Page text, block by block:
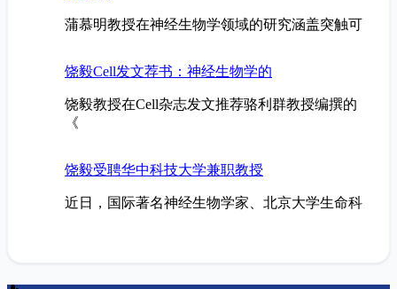
蒲慕明教授在神经生物学领域的研究涵盖突触可
饶毅Cell发文荐书：神经生物学的
饶毅教授在Cell杂志发文推荐骆利群教授编撰的
《
饶毅受聘华中科技大学兼职教授
近日，国际著名神经生物学家、北京大学生命科